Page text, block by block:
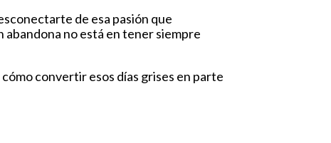
de esa pasión que
no está en tener siempre
convertir esos días grises en parte